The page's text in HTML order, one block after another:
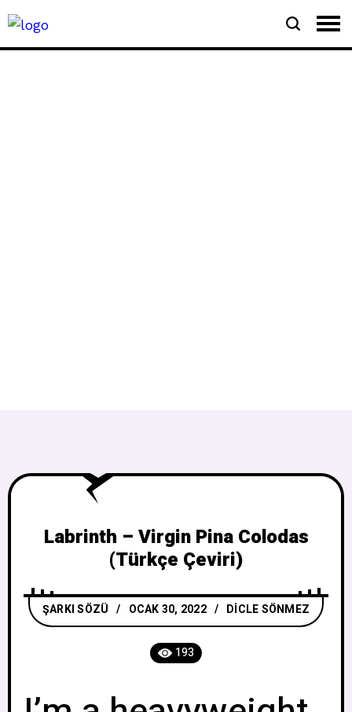
Labrinth – Virgin Pina Colodas
(Türkçe Çeviri)
ŞARKI SÖZÜ OCAK 30, 2022 DICLE SÖNMEZ
193